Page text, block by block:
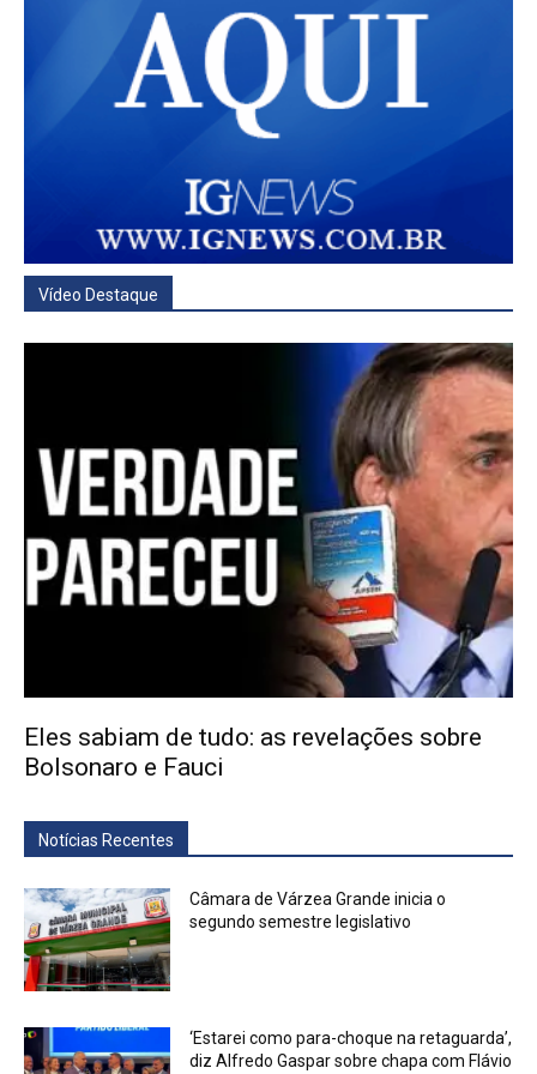
Vídeo Destaque
Eles sabiam de tudo: as revelações sobre
Bolsonaro e Fauci
Notícias Recentes
Câmara de Várzea Grande inicia o
segundo semestre legislativo
‘Estarei como para-choque na retaguarda’,
diz Alfredo Gaspar sobre chapa com Flávio